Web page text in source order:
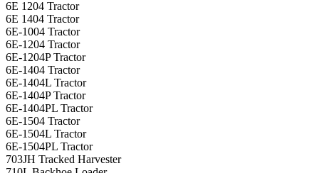
6E 1204 Tractor
6E 1404 Tractor
6E-1004 Tractor
6E-1204 Tractor
6E-1204P Tractor
6E-1404 Tractor
6E-1404L Tractor
6E-1404P Tractor
6E-1404PL Tractor
6E-1504 Tractor
6E-1504L Tractor
6E-1504PL Tractor
703JH Tracked Harvester